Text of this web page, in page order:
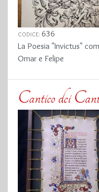
CODICE: 636
La Poesia "Invictus"
Omar e Felipe
Cantico dei